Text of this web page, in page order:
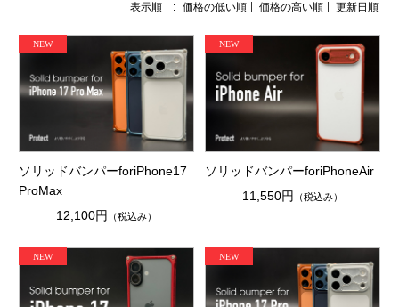
表示順 : 価格の低い順 価格の高い順 更新日順
ソリッドバンパーforiPhone17
ProMax
12,100円
（税込み）
ソリッドバンパーforiPhoneAir
11,550円
（税込み）